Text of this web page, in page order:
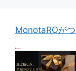
MonotaROが